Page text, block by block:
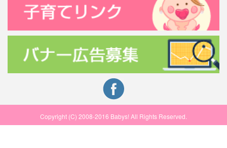
Copyright (C) 2008-2016 Babys! All Rights Reserved.